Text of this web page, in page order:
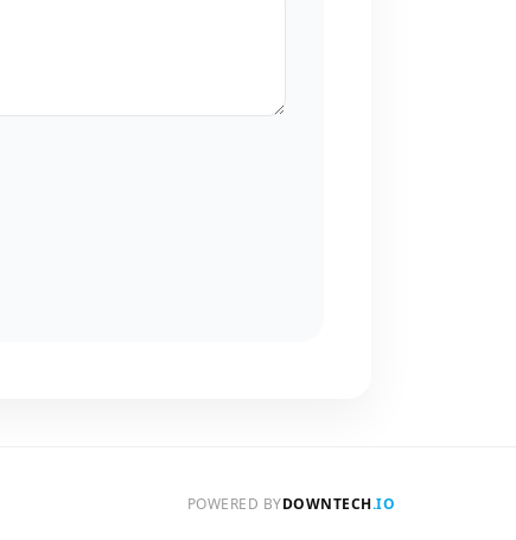
POWERED BYDOWNTECH.IO